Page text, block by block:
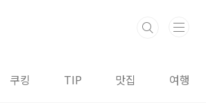
쿠킹 TIP 맛집 여행